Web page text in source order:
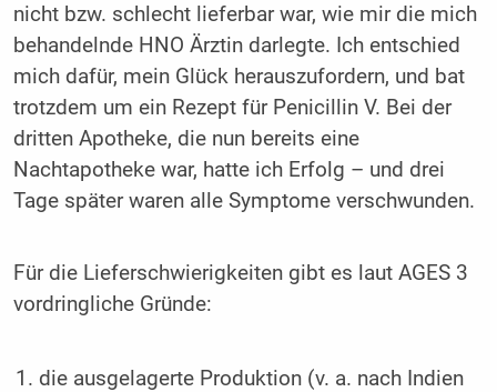
nicht bzw. schlecht lieferbar war, wie mir die mich
behandelnde HNO Ärztin darlegte. Ich entschied
mich dafür, mein Glück herauszufordern, und bat
trotzdem um ein Rezept für Penicillin V. Bei der
dritten Apotheke, die nun bereits eine
Nachtapotheke war, hatte ich Erfolg – und drei
Tage später waren alle Symptome verschwunden.
Für die Lieferschwierigkeiten gibt es laut AGES 3
vordringliche Gründe:
die ausgelagerte Produktion (v. a. nach Indien